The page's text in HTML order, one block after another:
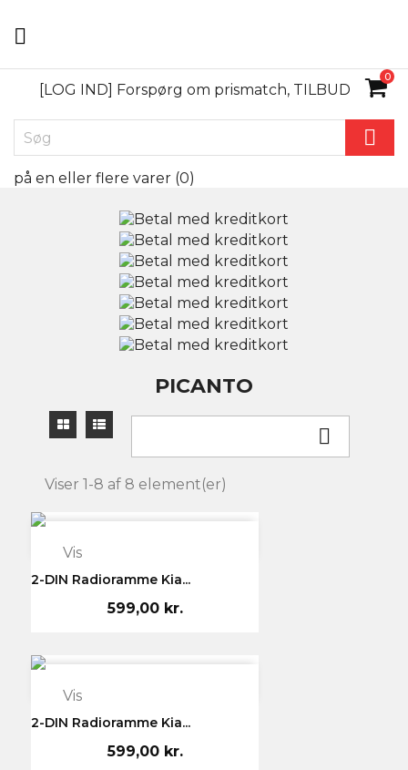

0

[LOG IND] Forspørg om prismatch, TILBUD
på en eller flere varer (0)
PICANTO

Viser 1-8 af 8 element(er)
Vis
2-DIN Radioramme Kia...
599,00 kr.
Vis
2-DIN Radioramme Kia...
599,00 kr.